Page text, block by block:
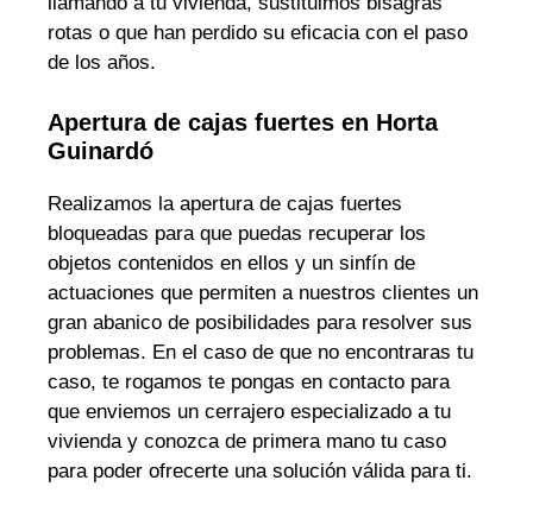
rotas o que han perdido su eficacia con el paso
de los años.
Apertura de cajas fuertes en Horta
Guinardó
Realizamos la apertura de cajas fuertes
bloqueadas para que puedas recuperar los
objetos contenidos en ellos y un sinfín de
actuaciones que permiten a nuestros clientes un
gran abanico de posibilidades para resolver sus
problemas. En el caso de que no encontraras tu
caso, te rogamos te pongas en contacto para
que enviemos un cerrajero especializado a tu
vivienda y conozca de primera mano tu caso
para poder ofrecerte una solución válida para ti.